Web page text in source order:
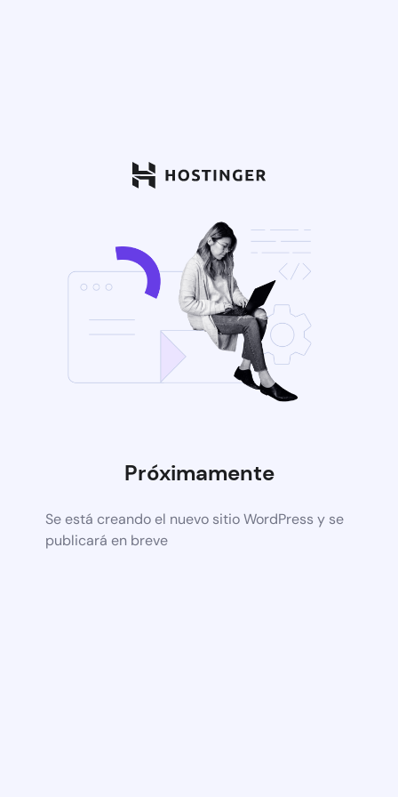
Próximamente
Se está creando el nuevo sitio WordPress y se
publicará en breve